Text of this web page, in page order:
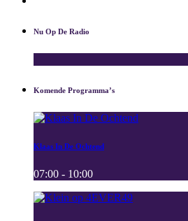
Nu Op De Radio
Komende Programma’s
Klaas In De Ochtend
07:00 - 10:00